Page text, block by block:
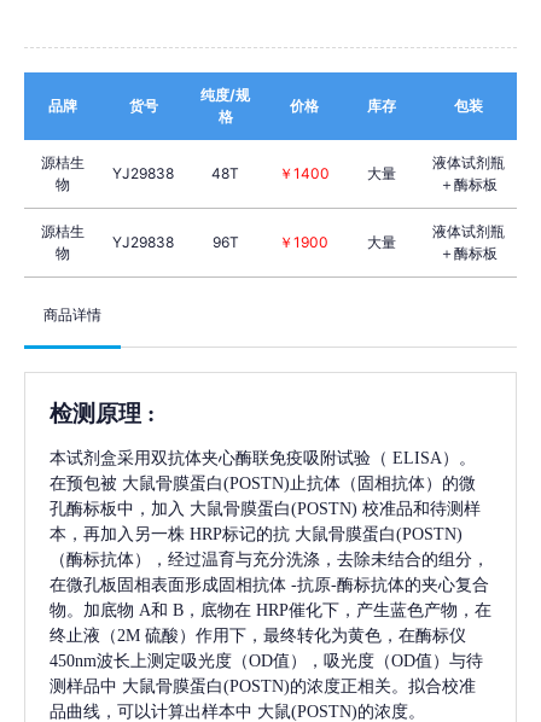
品牌 货号
纯度/规
格
价格 库存 包装
源桔生
物
YJ29838 48T ￥1400 大量
液体试剂瓶
＋酶标板
源桔生
物
YJ29838 96T ￥1900 大量
液体试剂瓶
＋酶标板
商品详情
检测原理 :
本试剂盒采用双抗体夹心酶联免疫吸附试验（ ELISA）。
在预包被 大鼠骨膜蛋白(POSTN) 止抗体（固相抗体）的微
孔酶标板中，加入 大鼠骨膜蛋白(POSTN) 校准品和待测样
本，再加入另一株 HRP标记的抗 大鼠骨膜蛋白(POSTN)
（酶标抗体），经过温育与充分洗涤，去除未结合的组分，
在微孔板固相表面形成固相抗体 -抗原-酶标抗体的夹心复合
物。加底物 A和 B，底物在 HRP催化下，产生蓝色产物，在
终止液（2M 硫酸）作用下，最终转化为黄色，在酶标仪
450nm波长上测定吸光度（OD值），吸光度（OD值）与待
测样品中 大鼠骨膜蛋白(POSTN)的浓度正相关。拟合校准
品曲线，可以计算出样本中 大鼠(POSTN)的浓度。